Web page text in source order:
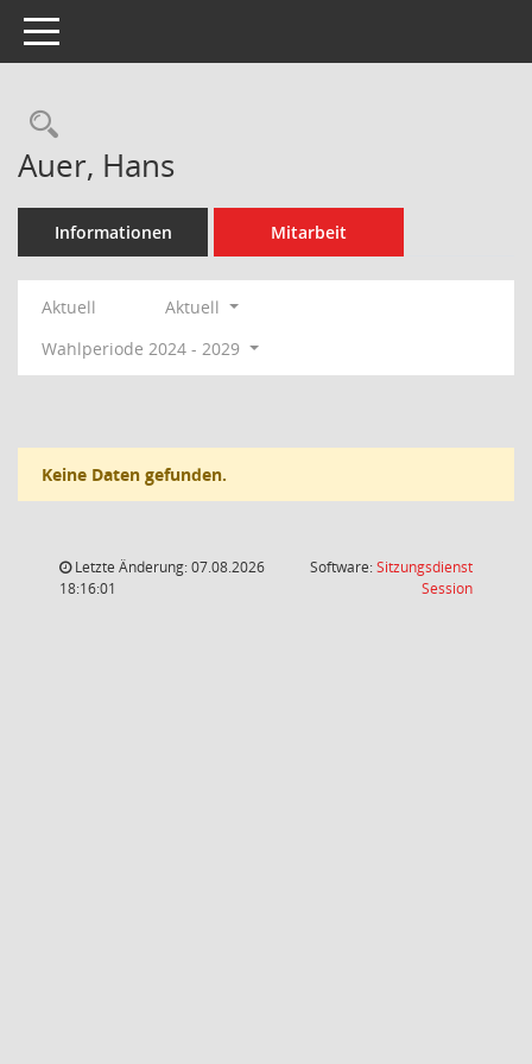
Toggle navigation
Rechercheauswahl
Auer, Hans
Informationen Mitarbeit
Aktuell
Aktuell
Wahlperiode 2024 - 2029
Keine Daten gefunden.
Letzte Änderung: 07.08.2026
18:16:01
Software:Sitzungsdienst
Session(Wird in